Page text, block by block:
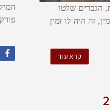
הגברים שלטו
זה היה לו זמין
קרא עוד